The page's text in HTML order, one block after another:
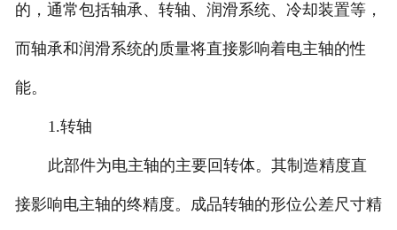
的，通常包括轴承、转轴、润滑系统、冷却装置等，
而轴承和润滑系统的质量将直接影响着电主轴的性
能。
1.转轴
此部件为电主轴的主要回转体。其制造精度直
接影响电主轴的终精度。成品转轴的形位公差尺寸精